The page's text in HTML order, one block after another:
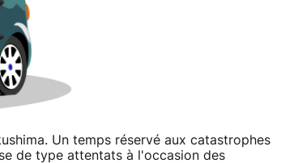
Un temps réservé aux catastrophes
de type attentats à l'occasion des